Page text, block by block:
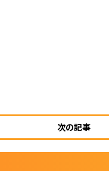
次の記事